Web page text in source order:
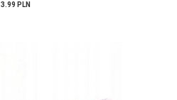
3.99 PLN